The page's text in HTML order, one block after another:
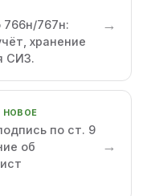
766н/767н:
хранение
СИЗ.
→
НОВОЕ
по ст. 9
об
→